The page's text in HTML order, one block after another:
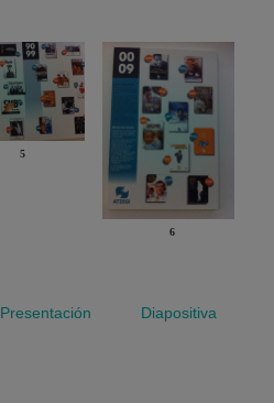
5
6
Presentación Diapositiva